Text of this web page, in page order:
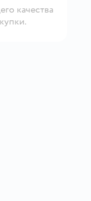
качества